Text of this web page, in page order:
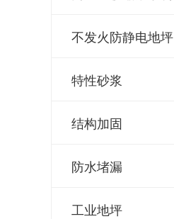
不发火防静电地坪
特性砂浆
结构加固
防水堵漏
工业地坪